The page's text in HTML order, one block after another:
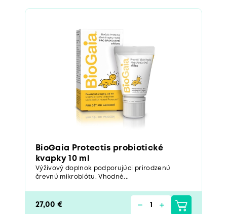
BioGaia Protectis probiotické
kvapky 10 ml
Výživový doplnok podporujúci prirodzenú
črevnú mikrobiótu. Vhodné...
27,00 €